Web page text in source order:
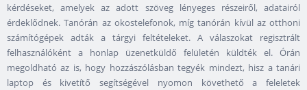
kérdéseket, amelyek az adott szöveg lényeges részeiről, adatairól
érdeklődnek. Tanórán az okostelefonok, míg tanórán kívül az otthoni
számítógépek adták a tárgyi feltételeket. A válaszokat regisztrált
felhasználóként a honlap üzenetküldő felületén küldték el. Órán
megoldható az is, hogy hozzászólásban tegyék mindezt, hisz a tanári
laptop és kivetítő segítségével nyomon követhető a feleletek